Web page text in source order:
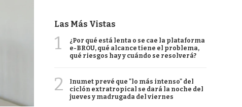
Las Más Vistas
1
¿Por qué está lenta o se cae la plataforma
e-BROU, qué alcance tiene el problema,
qué riesgos hay y cuándo se resolverá?
2
Inumet prevé que "lo más intenso" del
ciclón extratropical se dará la noche del
jueves y madrugada del viernes